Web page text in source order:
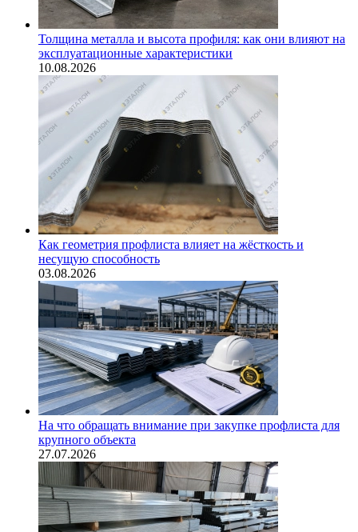
Толщина металла и высота профиля: как они влияют на
эксплуатационные характеристики
10.08.2026
Как геометрия профлиста влияет на жёсткость и
несущую способность
03.08.2026
На что обращать внимание при закупке профлиста для
крупного объекта
27.07.2026